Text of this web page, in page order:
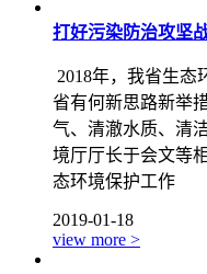
打好污染防治攻坚
2018年，我省生态
省有何新思路新举
气、清澈水质、清
境厅厅长于会文
态环境保护工作
2019-01-18
view more >